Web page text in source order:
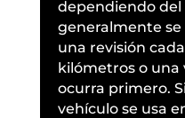
dependiendo del
generalmente
una revisión
kilómetros o una
ocurra primero.
vehículo se usa